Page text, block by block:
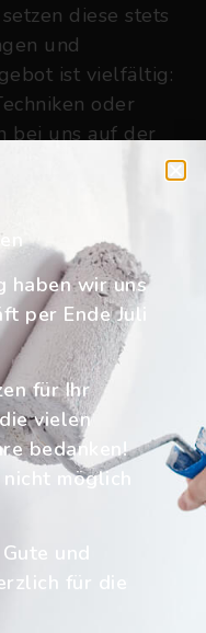
diese stets
und
ist vielfältig:
oder
bei uns auf der
wir
zu Ihnen vor Ort,
Fläche
langjährigen
REIDEN
regional tätiges
für
haben wir uns
per Ende Juli
für Ihr
vielen
bedanken!
möglich
und
für die